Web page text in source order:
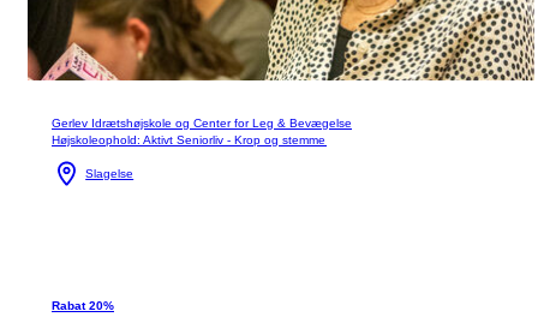
Gerlev Idrætshøjskole og Center for Leg & Bevægelse
Højskoleophold: Aktivt Seniorliv - Krop og stemme
Slagelse
Rabat 20%